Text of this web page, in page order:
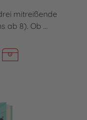
mitreißende
ab 8). Ob ...